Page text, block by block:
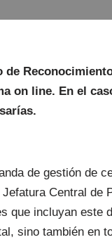
de
on line. En el
de gestión de
Central de
que incluyan este
sino también en